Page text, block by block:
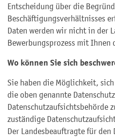
Entscheidung über die
Beschäftigungsverhältnisses
Daten werden wir nicht in der
Bewerbungsprozess mit Ihnen
Wo können Sie sich
Sie haben die Möglichkeit,
die oben genannte
Datenschutzaufsichtsbehörde
zuständige
Der Landesbeauftragte für den